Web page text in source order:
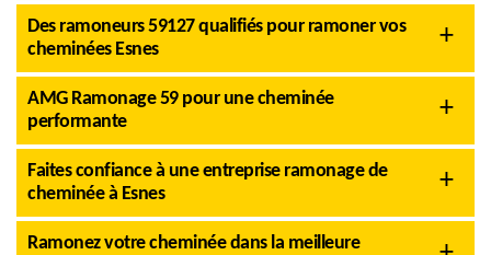
Des ramoneurs 59127 qualifiés pour ramoner vos
cheminées Esnes
AMG Ramonage 59 pour une cheminée
performante
Faites confiance à une entreprise ramonage de
cheminée à Esnes
Ramonez votre cheminée dans la meilleure